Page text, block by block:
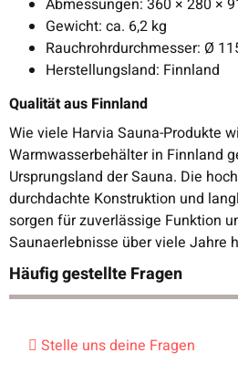
Gewicht: ca. 6,2 kg
Rauchrohrdurchmesser: Ø
Herstellungsland: Finnland
Qualität aus Finnland
Wie viele Harvia Sauna-Produkte
Warmwasserbehälter in Finnland
Ursprungsland der Sauna. Die
durchdachte Konstruktion und
sorgen für zuverlässige Funktion
Saunaerlebnisse über viele Jahre
Häufig gestellte Fragen
Stelle uns deine Fragen